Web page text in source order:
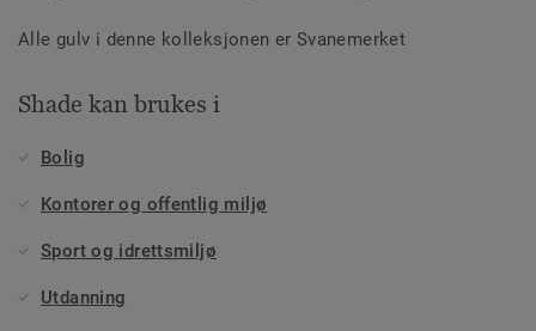
Alle gulv i denne kolleksjonen er Svanemerket
Shade kan brukes i
Bolig
Kontorer og offentlig miljø
Sport og idrettsmiljø
Utdanning